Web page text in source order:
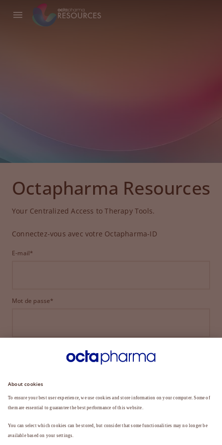
Octapharma Resources
Your Centralized Access to Therapy Tools.
Connectez-vous avec votre Octapharma-ID
E-mail*
Mot de passe*
CONNEXION
MOT DE PASSE OUBLIÉ ?
Vous n'êtes pas encore membre ?